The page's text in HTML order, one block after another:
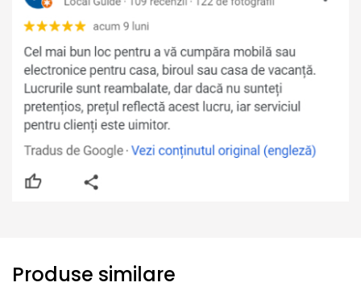
Produse similare